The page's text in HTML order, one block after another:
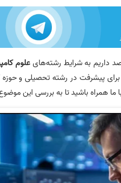
داریم به شرایط رشته‌هایعلوم
برای پیشرفت در رشته تحصیلی و
ما همراه باشید تا به بررسی این